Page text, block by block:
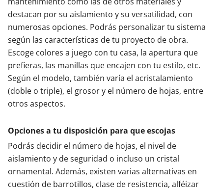
destacan por su aislamiento y su versatilidad, con
numerosas opciones. Podrás personalizar tu sistema
según las características de tu proyecto de obra.
Escoge colores a juego con tu casa, la apertura que
prefieras, las manillas que encajen con tu estilo, etc.
Según el modelo, también varía el acristalamiento
(doble o triple), el grosor y el número de hojas, entre
otros aspectos.
Opciones a tu disposición para que escojas
Podrás decidir el número de hojas, el nivel de
aislamiento y de seguridad o incluso un cristal
ornamental. Además, existen varias alternativas en
cuestión de barrotillos, clase de resistencia, alféizar